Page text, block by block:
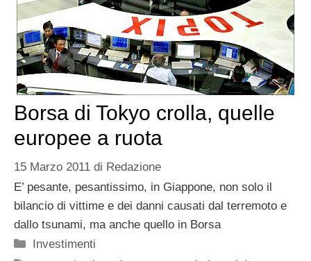
Borsa di Tokyo crolla, quelle
europee a ruota
15 Marzo 2011 di Redazione
E’ pesante, pesantissimo, in Giappone, non solo il
bilancio di vittime e dei danni causati dal terremoto e
dallo tsunami, ma anche quello in Borsa
Categorie
Investimenti